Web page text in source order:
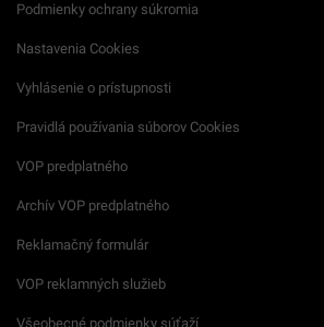
Podmienky ochrany súkromia
Nastavenia Cookies
Vyhlásenie o prístupnosti
Pravidlá používania súborov Cookies
VOP predplatného
Archív VOP predplatného
Reklamačný formulár
VOP reklamných služieb
Všeobecné podmienky súťaží